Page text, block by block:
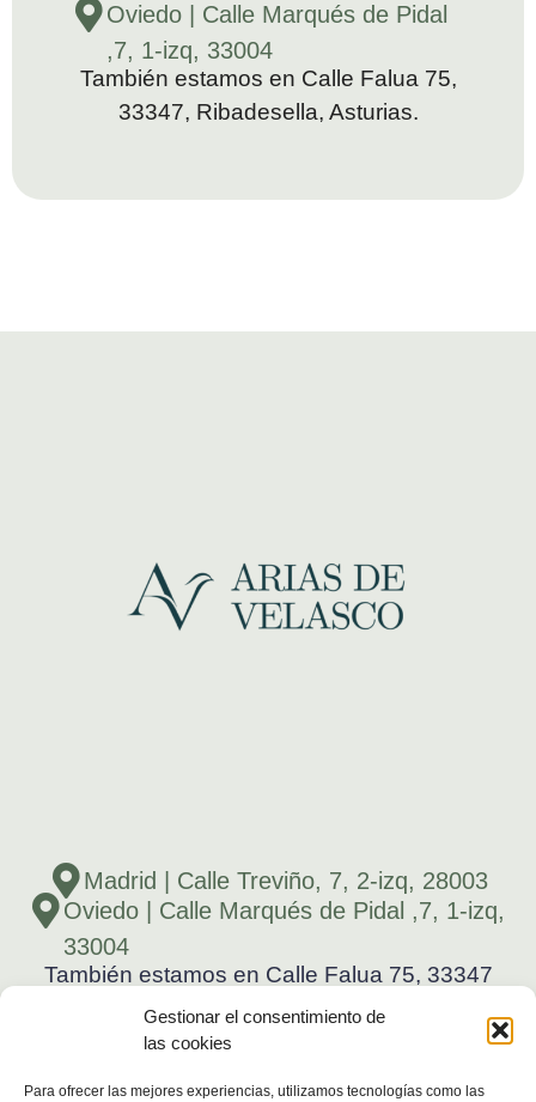
Gestionar el consentimiento de
las cookies
Para ofrecer las mejores experiencias, utilizamos tecnologías como las
Oviedo | Calle Marqués de Pidal
,7, 1-izq, 33004
También estamos en Calle Falua 75,
33347, Ribadesella, Asturias.
Madrid | Calle Treviño, 7, 2-izq, 28003
Oviedo | Calle Marqués de Pidal ,7, 1-izq,
33004
También estamos en Calle Falua 75, 33347
Ribadesella, Asturias.
696 521 459
696 521 459